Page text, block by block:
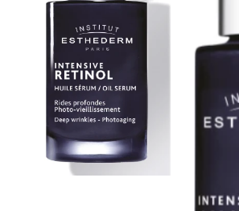
PRESENTATIE
Pot 50ml